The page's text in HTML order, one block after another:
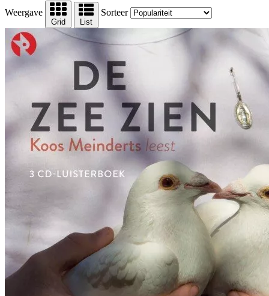
Weergave
Grid List
Sorteer